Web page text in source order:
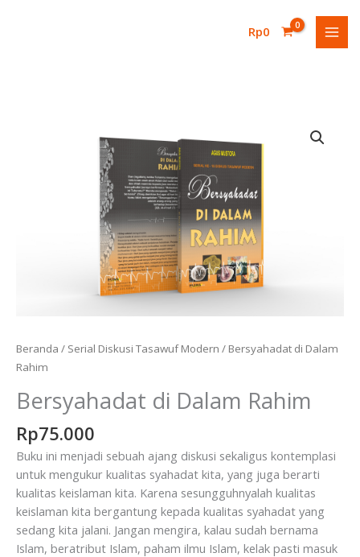
Rp0
Beranda / Serial Diskusi Tasawuf Modern / Bersyahadat di Dalam
Rahim
Bersyahadat di Dalam Rahim
Rp75.000
Buku ini menjadi sebuah ajang diskusi sekaligus kontemplasi
untuk mengukur kualitas syahadat kita, yang juga berarti
kualitas keislaman kita. Karena sesungguhnyalah kualitas
keislaman kita bergantung kepada kualitas syahadat yang
sedang kita jalani. Jangan mengira, kalau sudah bernama
Islam, beratribut Islam, paham ilmu Islam, kelak pasti masuk